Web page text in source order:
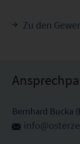
Zu den
Bernhard Bucka